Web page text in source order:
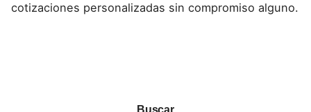
Buscar
cotizaciones personalizadas sin compromiso alguno.